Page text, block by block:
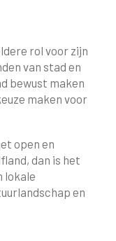
rol voor zijn
van stad en
bewust maken
maken voor
open en
dan is het
lokale
en